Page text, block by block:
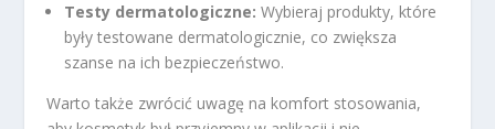
Testy dermatologiczne: Wybieraj produkty, które
były testowane dermatologicznie, co zwiększa
szanse na ich bezpieczeństwo.
Warto także zwrócić uwagę na komfort stosowania,